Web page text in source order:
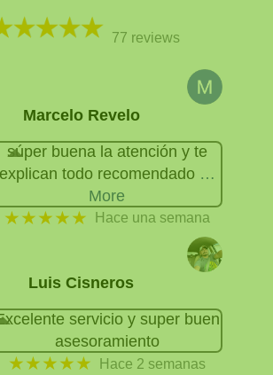
77 reviews
Marcelo Revelo
súper buena la atención y te
explican todo recomendado …
More
★★★★★ Hace una semana
Luis Cisneros
servicio y super buen
asesoramiento
★★★★★ Hace 2 semanas